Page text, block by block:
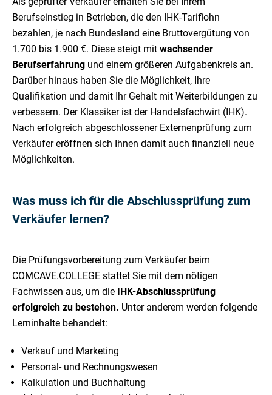
Berufseinstieg in Betrieben, die den IHK-Tariflohn
bezahlen, je nach Bundesland eine Bruttovergütung von
1.700 bis 1.900 €. Diese steigt mit wachsender
Berufserfahrung und einem größeren Aufgabenkreis an.
Darüber hinaus haben Sie die Möglichkeit, Ihre
Qualifikation und damit Ihr Gehalt mit Weiterbildungen zu
verbessern. Der Klassiker ist der Handelsfachwirt (IHK).
Nach erfolgreich abgeschlossener Externenprüfung zum
Verkäufer eröffnen sich Ihnen damit auch finanziell neue
Möglichkeiten.
Was muss ich für die Abschlussprüfung zum
Verkäufer lernen?
Die Prüfungsvorbereitung zum Verkäufer beim
COMCAVE.COLLEGE stattet Sie mit dem nötigen
Fachwissen aus, um die IHK-Abschlussprüfung
erfolgreich zu bestehen. Unter anderem werden folgende
Lerninhalte behandelt:
Verkauf und Marketing
Personal- und Rechnungswesen
Kalkulation und Buchhaltung